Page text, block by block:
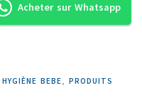
Acheter sur Whatsapp
HYGIÈNE BEBE, PRODUITS